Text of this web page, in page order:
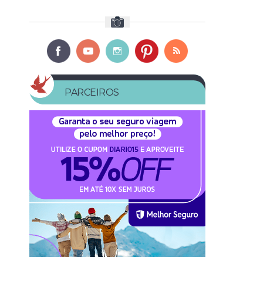
PARCEIROS